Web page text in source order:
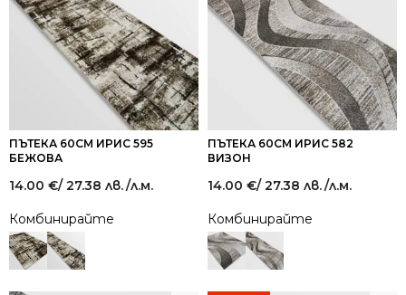
ПЪТЕКА 60СМ ИРИС 595
БЕЖОВА
14.00 €/ 27.38 лв./л.м.
Комбинирайте
ПЪТЕКА 60СМ ИРИС 582
ВИЗОН
14.00 €/ 27.38 лв./л.м.
Комбинирайте